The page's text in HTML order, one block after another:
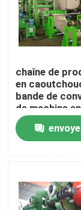
Visite
Contrôle de
Contactez-
Nouvelles
Machine de
chaîne de
en
bande de
de machine en
caoutchouc du
calendrier